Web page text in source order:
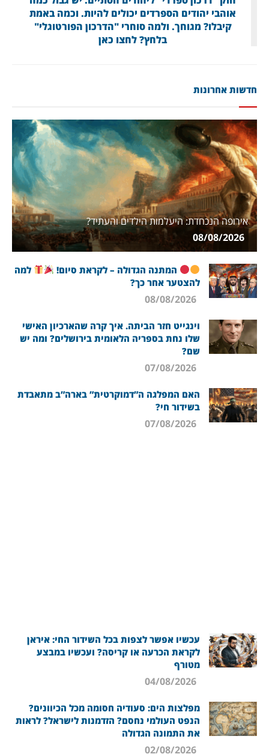
אוהבי יהודים הספרדים יכולים להיות. וכמה באמת
קיבלו? מגוחך. ולמה סוחרי "הדרכון הפורטוגלי"
בלחץ? לחצו כאן
חדשות אחרונות
אירופה הנכחדת: היעלמות הילדים והעתיד?
המתנה הגדולה – לקראת סיום!
למה
להצטער אחר כך?
וינגייט חזר הביתה. איך קרה שהארכיון האישי
שלו נחת בספריה הלאומית בירושלים? ומה יש
שם?
האם המפלגה ה”דמוקרטית” בארה”ב מתאבדת
בשידור חי?
עכשיו אפשר לצפות בכל השידור החי: איראן
לקראת הכרעה או קריסה? ועכשיו במבצע
מטורף
מפלצות הים: סעודיה חסומה מכל הכיוונים?
הנפט העולמי נחסם? הזדמנות לישראל? לראות
את התמונה הגדולה